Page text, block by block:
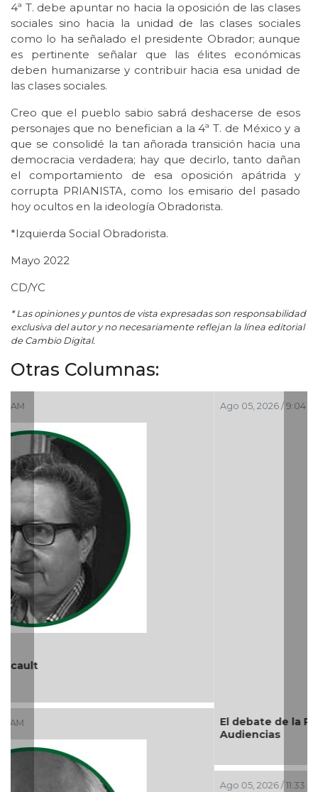
4ª T. debe apuntar no hacia la oposición de las clases
sociales sino hacia la unidad de las clases sociales
como lo ha señalado el presidente Obrador; aunque
es pertinente señalar que las élites económicas
deben humanizarse y contribuir hacia esa unidad de
las clases sociales.
Creo que el pueblo sabio sabrá deshacerse de esos
personajes que no benefician a la 4ª T. de México y a
que se consolidé la tan añorada transición hacia una
democracia verdadera; hay que decirlo, tanto dañan
el comportamiento de esa oposición apátrida y
corrupta PRIANISTA, como los emisario del pasado
hoy ocultos en la ideología Obradorista.
*Izquierda Social Obradorista.
Mayo 2022
CD/YC
* Las opiniones y puntos de vista expresadas son responsabilidad
exclusiva del autor y no necesariamente reflejan la línea editorial
de Cambio Digital.
Otras Columnas:
Ago 05, 2026 / 9:04 PM
El debate de la Protección de los Derechos de las
Audiencias
Ago 05, 2026 / 11:33 AM